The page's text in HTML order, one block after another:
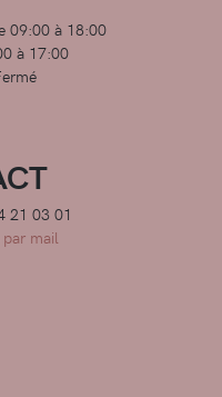
09:00 à 18:00
à 17:00
21 03 01
par mail